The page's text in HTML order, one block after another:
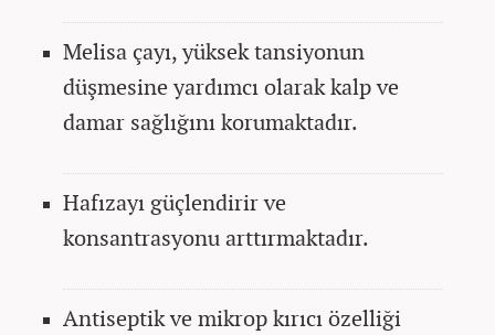
Melisa çayı, yüksek tansiyonun
düşmesine yardımcı olarak kalp ve
damar sağlığını korumaktadır.
Hafızayı güçlendirir ve
konsantrasyonu arttırmaktadır.
Antiseptik ve mikrop kırıcı özelliği